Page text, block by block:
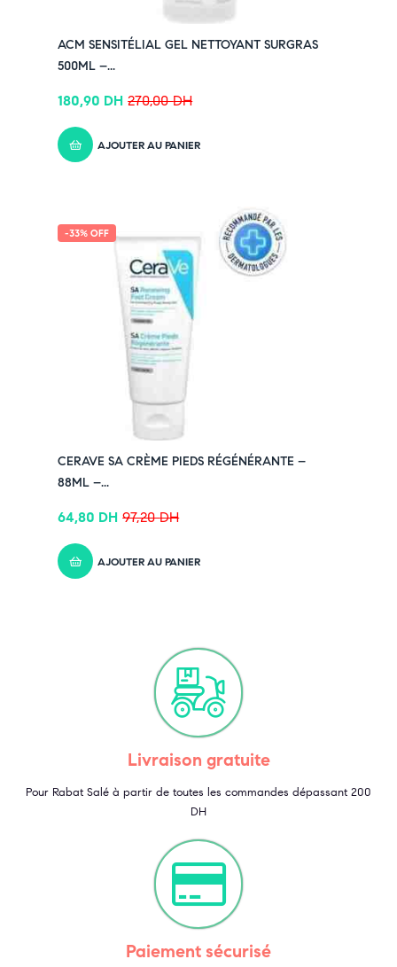
ACM SENSITÉLIAL GEL NETTOYANT SURGRAS
500ML –...
270,00DH
180,90 DH
AJOUTER AU PANIER
-33% OFF
CERAVE SA CRÈME PIEDS RÉGÉNÉRANTE –
88ML –...
97,20DH
64,80 DH
AJOUTER AU PANIER
Livraison gratuite
Pour Rabat Salé à partir de toutes les commandes dépassant 200
DH
Paiement sécurisé